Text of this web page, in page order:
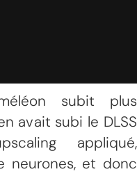
subit plus
avait subi le DLSS
appliqué,
neurones, et donc